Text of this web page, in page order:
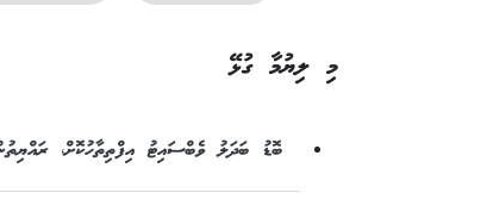
މި ލިޔުމާ ގުޅޭ
ބޮޑު ބަދަލު ވެބްސައިޓު އިފްތިތާހުކޮށް،